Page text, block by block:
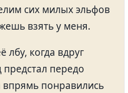
сих милых эльфов
взять у меня.
лбу, когда вдруг
передо
понравились